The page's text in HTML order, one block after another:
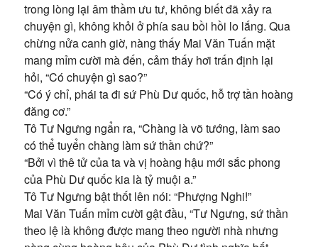
trong lòng lại âm thầm ưu tư, không biết đã xảy ra
chuyện gì, không khỏi ở phía sau bồi hồi lo lắng. Qua
chừng nửa canh giờ, nàng thấy Mai Văn Tuấn mặt
mang mỉm cười mà đến, cảm thấy hơi trấn định lại
hỏi, “Có chuyện gì sao?”
“Có ý chỉ, phái ta đi sứ Phù Dư quốc, hỗ trợ tần hoàng
đăng cơ.”
Tô Tư Ngưng ngẩn ra, “Chàng là võ tướng, làm sao
có thể tuyển chàng làm sứ thần chứ?”
“Bởi vì thê tử của ta và vị hoàng hậu mới sắc phong
của Phù Dư quốc kia là tỷ muội a.”
Tô Tư Ngưng bật thốt lên nói: “Phượng Nghi!”
Mai Văn Tuấn mỉm cười gật đầu, “Tư Ngưng, sứ thần
theo lệ là không được mang theo người nhà nhưng